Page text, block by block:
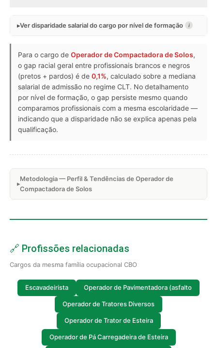
Ver disparidade salarial do cargo por nível de formação i
Para o cargo de Operador de Compactadora de Solos,
o gap racial geral entre profissionais brancos e negros
(pretos + pardos) é de 0,1%, calculado sobre a mediana
salarial de admissão no regime CLT. No detalhamento
por nível de formação, o gap persiste mesmo quando
comparamos profissionais com a mesma escolaridade —
indicando que a disparidade não se explica apenas pela
qualificação.
Metodologia — Perfil & Tendências de Operador de
Compactadora de Solos
🔗 Profissões relacionadas
Cargos da mesma família ocupacional CBO
Escavadeirista Operador de Pavimentadora (asfalto
Operador de Tratores Diversos
Operador de Trator de Esteira
Operador de Pá Carregadeira de Esteira